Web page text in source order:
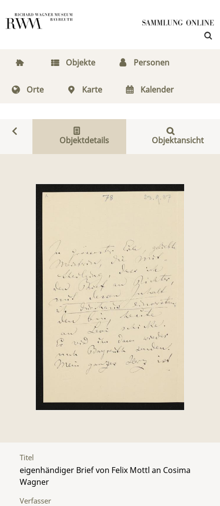
Objekte Personen
Orte Karte Kalender
Objektdetails Objektansicht
Titel
eigenhändiger Brief von Felix Mottl an Cosima
Wagner
Verfasser